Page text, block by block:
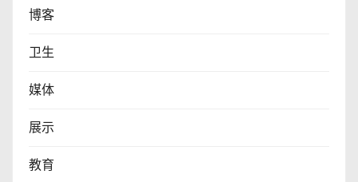
博客
卫生
媒体
展示
教育